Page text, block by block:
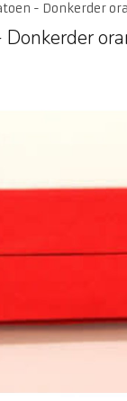
- Donkerder
Donkerder